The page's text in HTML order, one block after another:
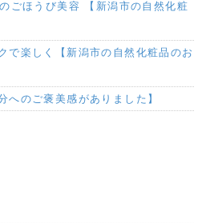
ごほうび美容 【新潟市の自然化粧
で楽しく【新潟市の自然化粧品のお
へのご褒美感がありました】